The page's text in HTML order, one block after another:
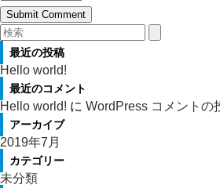
最近の投稿
Hello world!
最近のコメント
Hello world! に WordPress コメントの
アーカイブ
2019年7月
カテゴリー
未分類